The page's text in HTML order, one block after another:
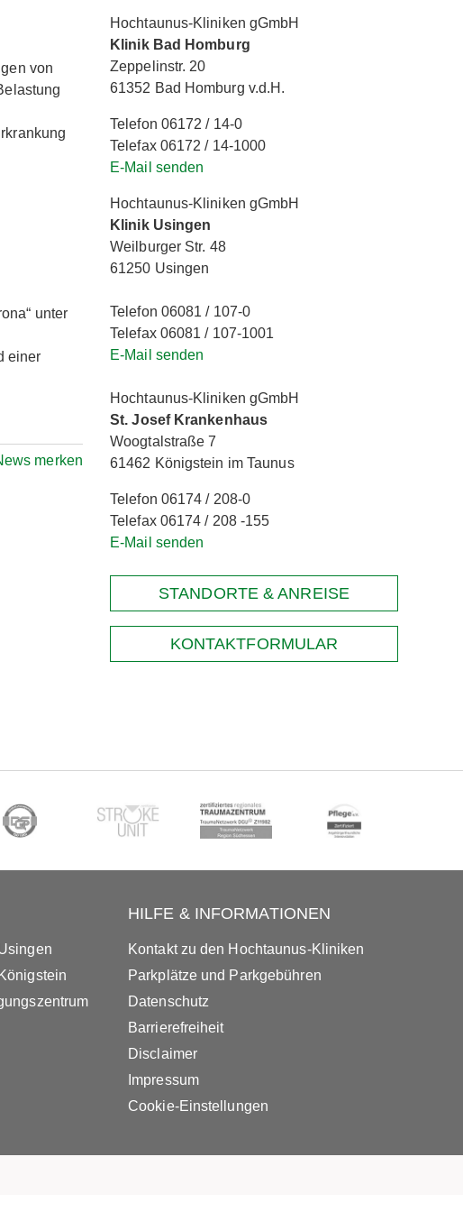
von
unter
einer
merken
Hochtaunus-Kliniken gGmbH
Klinik Bad Homburg
Zeppelinstr. 20
61352 Bad Homburg v.d.H.
Telefon 06172 / 14-0
Telefax 06172 / 14-1000
E-Mail senden
Hochtaunus-Kliniken gGmbH
Klinik Usingen
Weilburger Str. 48
61250 Usingen
Telefon 06081 / 107-0
Telefax 06081 / 107-1001
E-Mail senden
Hochtaunus-Kliniken gGmbH
St. Josef Krankenhaus
Woogtalstraße 7
61462 Königstein im Taunus
Telefon 06174 / 208-0
Telefax 06174 / 208 -155
E-Mail senden
STANDORTE & ANREISE
KONTAKTFORMULAR
HILFE & INFORMATIONEN
Kontakt zu den Hochtaunus-Kliniken
Parkplätze und Parkgebühren
Datenschutz
Barrierefreiheit
Disclaimer
Impressum
Cookie-Einstellungen